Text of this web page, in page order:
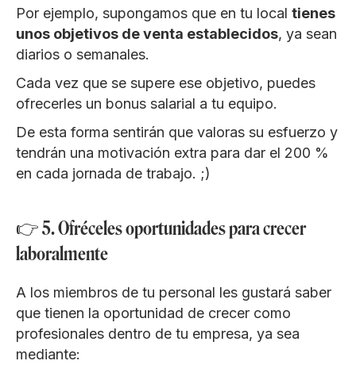
Por ejemplo, supongamos que en tu local tienes
unos objetivos de venta establecidos, ya sean
diarios o semanales.
Cada vez que se supere ese objetivo, puedes
ofrecerles un bonus salarial a tu equipo.
De esta forma sentirán que valoras su esfuerzo y
tendrán una motivación extra para dar el 200 %
en cada jornada de trabajo. ;)
👉 5. Ofréceles oportunidades para crecer
laboralmente
A los miembros de tu personal les gustará saber
que tienen la oportunidad de crecer como
profesionales dentro de tu empresa, ya sea
mediante: